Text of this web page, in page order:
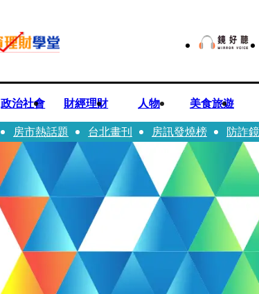
政治社會 財經理財 人物 美食旅遊
房市熱話題 台北畫刊 房訊發燒榜 防詐